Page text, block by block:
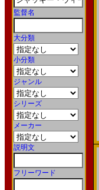
監督名
大分類
小分類
ジャンル
シリーズ
メーカー
説明文
フリーワード